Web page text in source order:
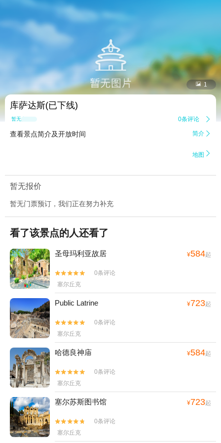
 1
库萨达斯(已下线)
暂无点评 0条评论 
查看景点简介及开放时间 简介 
地图 
暂无报价
暂无门票预订，我们正在努力补充
看了该景点的人还看了
圣母玛利亚故居 ¥584起


0条评论
塞尔丘克
Public Latrine ¥723起


0条评论
塞尔丘克
哈德良神庙 ¥584起


0条评论
塞尔丘克
塞尔苏斯图书馆 ¥723起


0条评论
塞尔丘克